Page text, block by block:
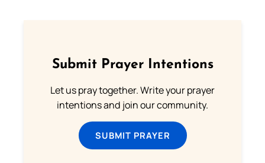
Submit Prayer Intentions
Let us pray together. Write your prayer
intentions and join our community.
SUBMIT PRAYER